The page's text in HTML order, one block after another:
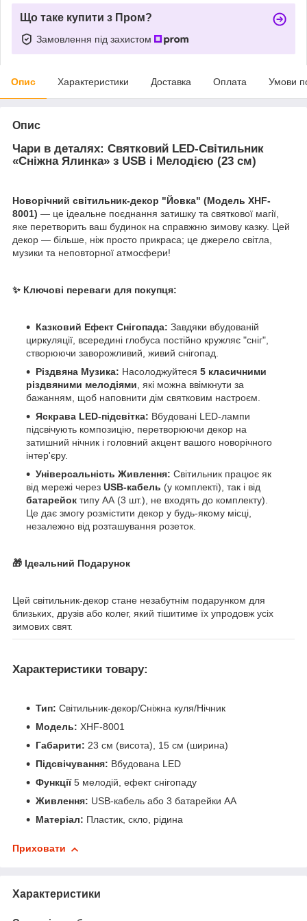
Що таке купити з Пром?
Замовлення під захистом
Опис Характеристики Доставка Оплата Умови
Опис
Чари в деталях: Святковий LED-Світильник
«Сніжна Ялинка» з USB і Мелодією (23 см)
Новорічний світильник-декор "Йовка" (Модель XHF-
8001) — це ідеальне поєднання затишку та святкової магії,
яке перетворить ваш будинок на справжню зимову казку. Цей
декор — більше, ніж просто прикраса; це джерело світла,
музики та неповторної атмосфери!
✨ Ключові переваги для покупця:
Казковий Ефект Снігопада: Завдяки вбудованій
циркуляції, всередині глобуса постійно кружляє "сніг",
створюючи заворожливий, живий снігопад.
Різдвяна Музика: Насолоджуйтеся 5 класичними
різдвяними мелодіями , які можна ввімкнути за
бажанням, щоб наповнити дім святковим настроєм.
Яскрава LED-підсвітка: Вбудовані LED-лампи
підсвічують композицію, перетворюючи декор на
затишний нічник і головний акцент вашого новорічного
інтер'єру.
Універсальність Живлення: Світильник працює як
від мережі через USB-кабель (у комплекті), так і від
батарейок типу АА (3 шт.), не входять до комплекту).
Це дає змогу розмістити декор у будь-якому місці,
незалежно від розташування розеток.
🎁 Ідеальний Подарунок
Цей світильник-декор стане незабутнім подарунком для
близьких, друзів або колег, який тішитиме їх упродовж усіх
зимових свят.
Характеристики товару:
Тип: Світильник-декор/Сніжна куля/Нічник
Модель: XHF-8001
Габарити: 23 см (висота), 15 см (ширина)
Підсвічування: Вбудована LED
Функції5 мелодій, ефект снігопаду
Живлення: USB-кабель або 3 батарейки АА
Матеріал: Пластик, скло, рідина
Приховати
Характеристики